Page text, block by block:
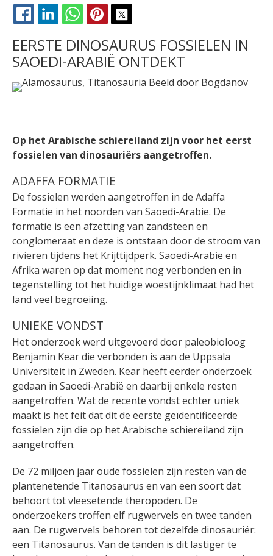
FACEBOOK
LINKEDINWHATSAPPPINTEREST
EERSTE DINOSAURUS FOSSIELEN IN
SAOEDI-ARABIË ONTDEKT
Op het Arabische schiereiland zijn voor het eerst
fossielen van dinosauriërs aangetroffen.
ADAFFA FORMATIE
De fossielen werden aangetroffen in de Adaffa
Formatie in het noorden van Saoedi-Arabië. De
formatie is een afzetting van zandsteen en
conglomeraat en deze is ontstaan door de stroom van
rivieren tijdens het Krijttijdperk. Saoedi-Arabië en
Afrika waren op dat moment nog verbonden en in
tegenstelling tot het huidige woestijnklimaat had het
land veel begroeiing.
UNIEKE VONDST
Het onderzoek werd uitgevoerd door paleobioloog
Benjamin Kear die verbonden is aan de Uppsala
Universiteit in Zweden. Kear heeft eerder onderzoek
gedaan in Saoedi-Arabië en daarbij enkele resten
aangetroffen. Wat de recente vondst echter uniek
maakt is het feit dat dit de eerste geïdentificeerde
fossielen zijn die op het Arabische schiereiland zijn
aangetroffen.
De 72 miljoen jaar oude fossielen zijn resten van de
plantenetende Titanosaurus en van een soort dat
behoort tot vleesetende theropoden. De
onderzoekers troffen elf rugwervels en twee tanden
aan. De rugwervels behoren tot dezelfde dinosauriër:
een Titanosaurus. Van de tanden is dit lastiger te